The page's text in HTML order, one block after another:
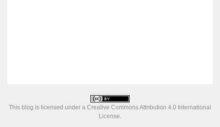
This blog is licensed under a Creative Commons Attribution 4.0 International
License.